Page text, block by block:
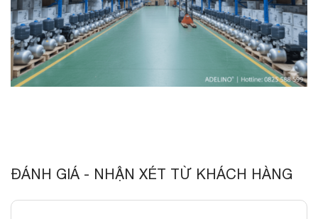
ĐÁNH GIÁ - NHẬN XÉT TỪ KHÁCH HÀNG